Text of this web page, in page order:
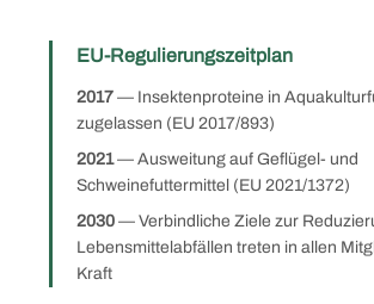
content
EU-Regulierungszeitplan
2017 — Insektenproteine in
zugelassen (EU 2017/893)
2021— Ausweitung auf Geflügel- und
Schweinefuttermittel (EU 2021/1372)
2030 — Verbindliche Ziele zur
Lebensmittelabfällen treten in allen
Kraft